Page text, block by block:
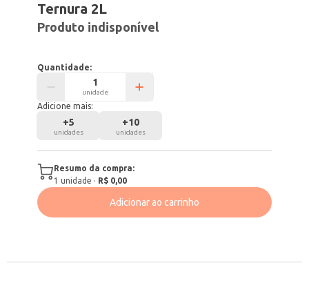
Ternura 2L
Produto indisponível
Quantidade:
unidade
Adicione mais:
+5
unidades
+10
unidades
Resumo da compra:
1 unidade · R$ 0,00
Adicionar ao carrinho